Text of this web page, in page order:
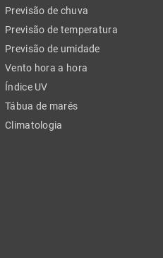
Previsão de chuva
Previsão de temperatura
Previsão de umidade
Vento hora a hora
Índice UV
Tábua de marés
Climatologia